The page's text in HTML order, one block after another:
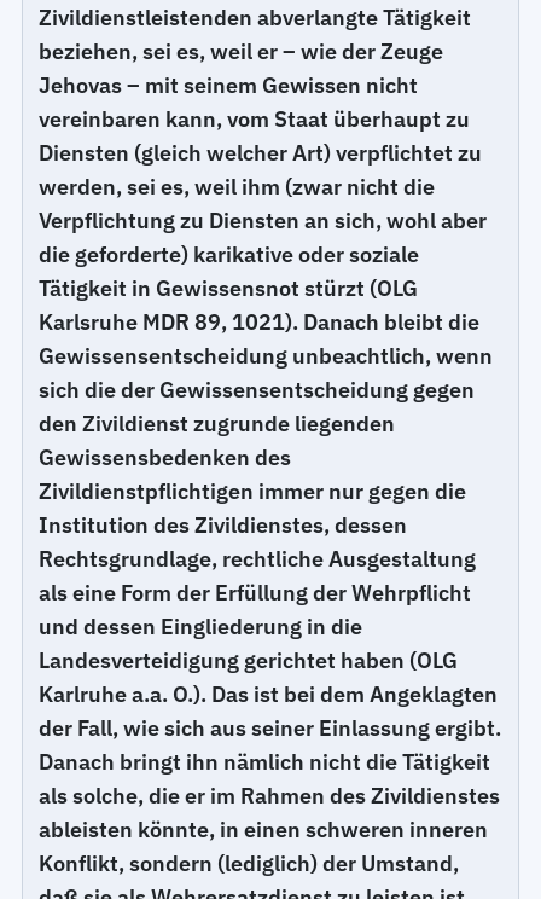
Zivildienstleistenden abverlangte Tätigkeit
beziehen, sei es, weil er – wie der Zeuge
Jehovas – mit seinem Gewissen nicht
vereinbaren kann, vom Staat überhaupt zu
Diensten (gleich welcher Art) verpflichtet zu
werden, sei es, weil ihm (zwar nicht die
Verpflichtung zu Diensten an sich, wohl aber
die geforderte) karikative oder soziale
Tätigkeit in Gewissensnot stürzt (OLG
Karlsruhe MDR 89, 1021). Danach bleibt die
Gewissensentscheidung unbeachtlich, wenn
sich die der Gewissensentscheidung gegen
den Zivildienst zugrunde liegenden
Gewissensbedenken des
Zivildienstpflichtigen immer nur gegen die
Institution des Zivildienstes, dessen
Rechtsgrundlage, rechtliche Ausgestaltung
als eine Form der Erfüllung der Wehrpflicht
und dessen Eingliederung in die
Landesverteidigung gerichtet haben (OLG
Karlruhe a.a. O.). Das ist bei dem Angeklagten
der Fall, wie sich aus seiner Einlassung ergibt.
Danach bringt ihn nämlich nicht die Tätigkeit
als solche, die er im Rahmen des Zivildienstes
ableisten könnte, in einen schweren inneren
Konflikt, sondern (lediglich) der Umstand,